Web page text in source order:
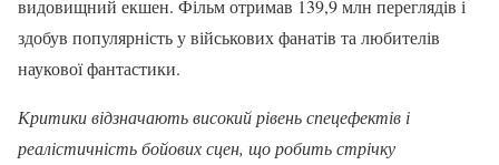
видовищний екшен. Фільм отримав 139,9 млн переглядів і
здобув популярність у військових фанатів та любителів
наукової фантастики.
Критики відзначають високий рівень спецефектів і
реалістичність бойових сцен, що робить стрічку